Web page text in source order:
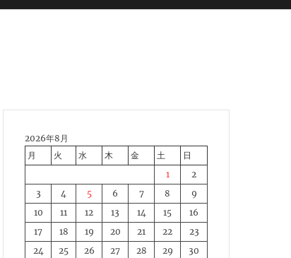
2026年8月
月
火 水 木 金 土
日
1
2
3
4 5 6 7 8
9
10
11 12 13 14 15
16
17
18 19 20 21 22
23
24
25 26 27 28 29
30